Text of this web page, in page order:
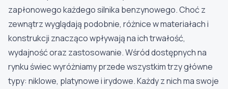
zapłonowego każdego silnika benzynowego. Choć z
zewnątrz wyglądają podobnie, różnice w materiałach i
konstrukcji znacząco wpływają na ich trwałość,
wydajność oraz zastosowanie. Wśród dostępnych na
rynku świec wyróżniamy przede wszystkim trzy główne
typy: niklowe, platynowe i irydowe. Każdy z nich ma swoje